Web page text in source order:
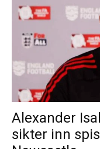
Alexander
sikter inn